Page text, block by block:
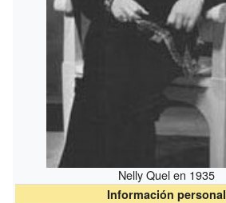
Nelly Quel en 1935
Información personal